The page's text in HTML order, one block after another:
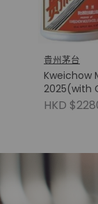
貴州茅台
Kweichow
2025(with
HKD